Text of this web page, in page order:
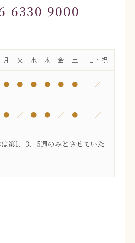
6330-9000
月 火 水 木 金 土 日・祝
● ● ● ● ● ● ／
● ／ ● ● ／ ● ／
第1、3、5週のみとさせていた